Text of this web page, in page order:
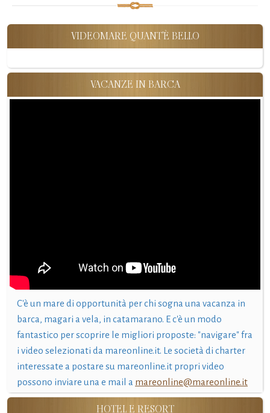
VIDEOMARE QUANT'È BELLO
VACANZE IN BARCA
C'è un mare di opportunità per chi sogna una vacanza in
barca, magari a vela, in catamarano. E c'è un modo
fantastico per scoprire le migliori proposte: "navigare" fra
i video selezionati da mareonline.it. Le società di charter
interessate a postare su mareonline.it propri video
possono inviare una e mail a mareonline@mareonline.it
HOTEL E RESORT